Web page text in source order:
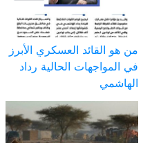
من هو القائد العسكري الأبرز
في المواجهات الحالية رداد
الهاشمي